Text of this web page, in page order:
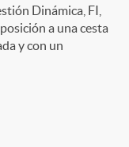
Dinámica, FI,
a una cesta
y con un